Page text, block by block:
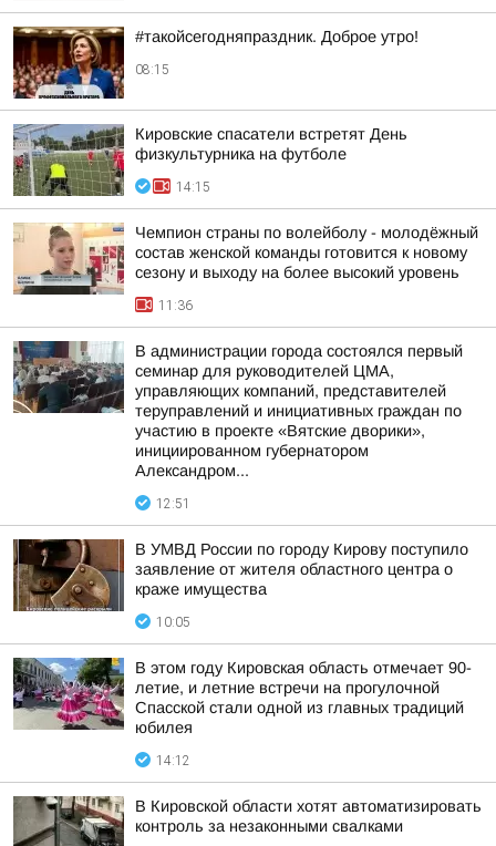
#такойсегодняпраздник. Доброе утро!
08:15
Кировские спасатели встретят День
физкультурника на футболе
14:15
Чемпион страны по волейболу - молодёжный
состав женской команды готовится к новому
сезону и выходу на более высокий уровень
11:36
В администрации города состоялся первый
семинар для руководителей ЦМА,
управляющих компаний, представителей
теруправлений и инициативных граждан по
участию в проекте «Вятские дворики»,
инициированном губернатором
Александром...
12:51
В УМВД России по городу Кирову поступило
заявление от жителя областного центра о
краже имущества
10:05
В этом году Кировская область отмечает 90-
летие, и летние встречи на прогулочной
Спасской стали одной из главных традиций
юбилея
14:12
В Кировской области хотят автоматизировать
контроль за незаконными свалками